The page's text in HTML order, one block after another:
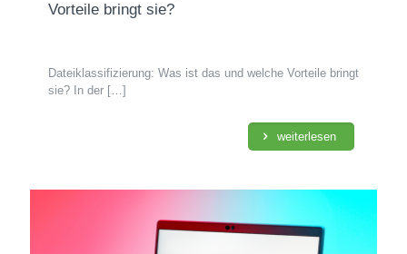
Vorteile bringt sie?
Dateiklassifizierung: Was ist das und welche Vorteile bringt
sie? In der […]
weiterlesen